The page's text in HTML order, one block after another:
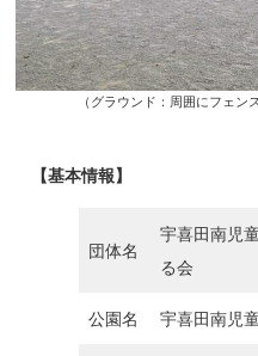
（グラウンド：周囲にフェン
【基本情報】
団体名
宇喜田南児
る会
公園名 宇喜田南児